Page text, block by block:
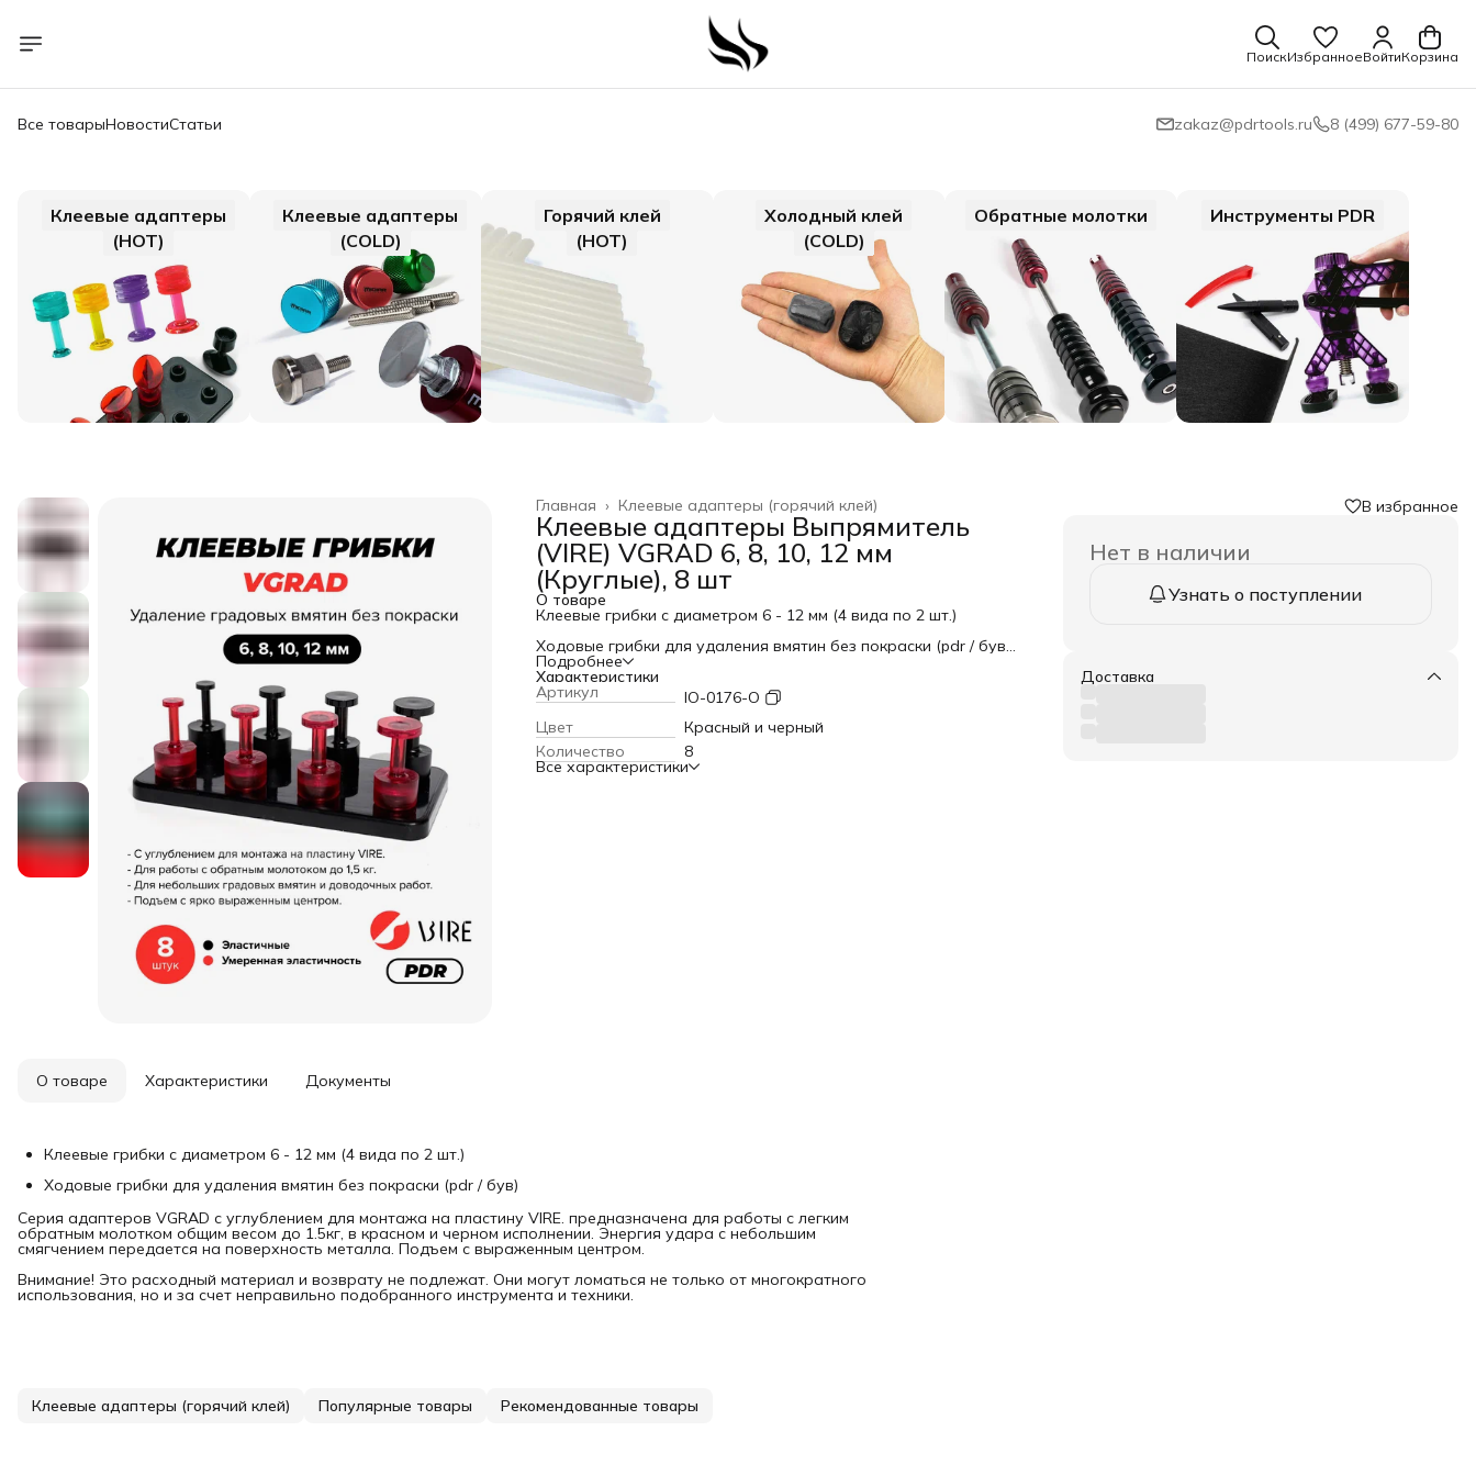
ПоискИзбранноеВойтиКорзина
Все товарыНовостиСтатьи zakaz@pdrtools.ru 8 (499) 677-59-80
Клеевые адаптеры
(HOT)
Клеевые адаптеры
(COLD)
Горячий клей
(HOT)
Холодный клей
(COLD)
Обратные молотки Инструменты PDR
Клеевые адаптеры (горячий клей)
Главная ›
Клеевые адаптеры Выпрямитель
(VIRE) VGRAD 6, 8, 10, 12 мм
(Круглые), 8 шт
О товаре
Клеевые грибки с диаметром 6 - 12 мм (4 вида по 2 шт.)
Ходовые грибки для удаления вмятин без покраски (pdr / був)
Серия адаптеров VGRAD с углублением для монтажа на
пластину VIRE. предназначена для работы с легким обратным
молотком общим весом до 1.5кг, в красном и черном
исполнении. Энергия удара с небольшим смягчением
передается на поверхность металла. Подъем с выраженным
центром.
Подробнее
Характеристики
Артикул
IO-0176-O
Цвет
Красный и черный
Количество
8
Все характеристики
В избранное
Нет в наличии
Узнать о поступлении
Доставка
О товаре Характеристики Документы
Клеевые грибки с диаметром 6 - 12 мм (4 вида по 2 шт.)
Ходовые грибки для удаления вмятин без покраски (pdr / був)
Серия адаптеров VGRAD с углублением для монтажа на пластину VIRE. предназначена для работы с легким
обратным молотком общим весом до 1.5кг, в красном и черном исполнении. Энергия удара с небольшим
смягчением передается на поверхность металла. Подъем с выраженным центром.
Внимание! Это расходный материал и возврату не подлежат. Они могут ломаться не только от многократного
использования, но и за счет неправильно подобранного инструмента и техники.
Клеевые адаптеры (горячий клей) Популярные товары Рекомендованные товары